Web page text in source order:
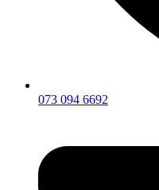
073 094 6692